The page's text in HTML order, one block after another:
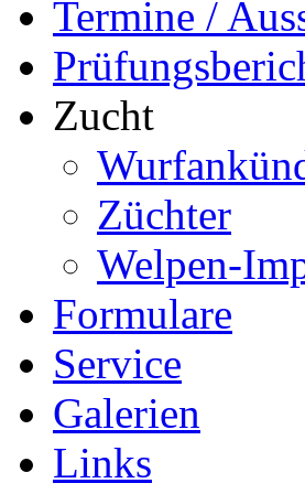
Termine /
Zucht
Züchter
Welpen-
Formulare
Service
Galerien
Links